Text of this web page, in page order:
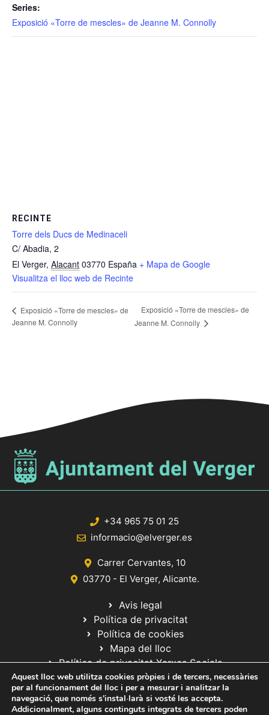
Series:
Exposició «Torre de mescles» de Jeanne M. Connolly
RECINTE
Torre dels Ducs de Medinaceli
C/ Abadia, 2
El Verger, Alacant 03770 España + Mapa de Google
Visualitza el lloc web de Recinte
Exposició «Torre de mescles» de
Jeanne M. Connolly
Exposició «Torre de mescles» de
Jeanne M. Connolly
+34 965 75 01 25
informacio@elverger.es
Carrer Cervantes, 10
03770 - El Verger, Alicante.
Avis legal
Política de privacitat
Política de cookies
Mapa del lloc
Política de privacitat Xarxes Socials
Aquest lloc web utilitza cookies pròpies i de tercers, necessàries
per al funcionament del lloc i per a mesurar i analitzar la
navegació, que només s'instal·larà si vosté les accepta.
Addicionalment, alguns continguts integrats de tercers poden